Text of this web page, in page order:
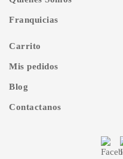
Franquicias
Carrito
Mis pedidos
Blog
Contactanos